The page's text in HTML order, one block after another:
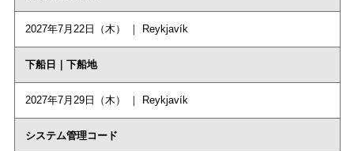
2027年7月22日（木） ｜ Reykjavík
下船日｜下船地
2027年7月29日（木） ｜ Reykjavík
システム管理コード